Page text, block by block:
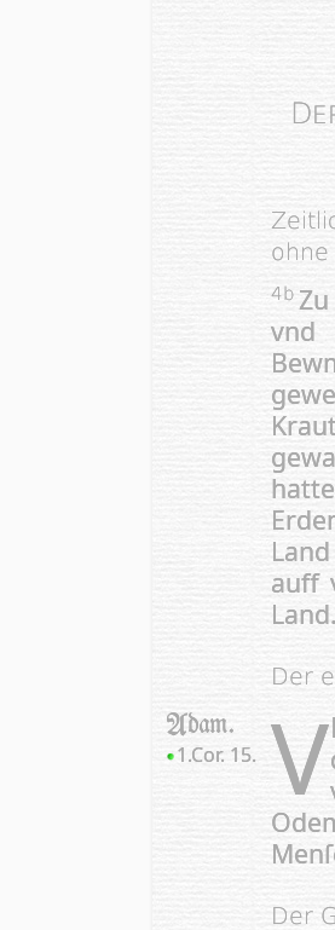
D
ohne
4b
auff
Der
Adam.
1.Cor. 15. V
Der